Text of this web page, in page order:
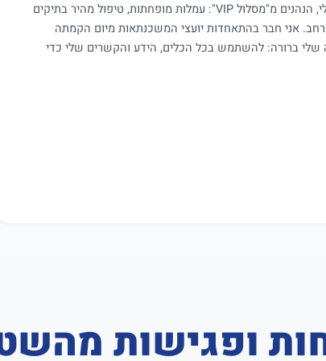
והמעמד הללו אני מתעל כיום לטובת הלקוחות שלי, הנהנים מ"מסלול VIP": עמלות מופחתות, טיפול מהיר בתיקים
אני חבר בהתאחדות יועצי המשכנתאות מיום הקמתה
שלי ברורה: להשתמש בכל הכלים, הידע והקשרים שלי כדי
ופגישות